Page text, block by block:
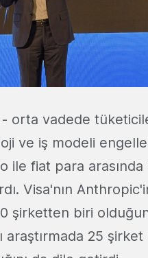
orta vadede
ve iş modeli
ile fiat para
Visa'nın
şirketten biri
araştırmada 25